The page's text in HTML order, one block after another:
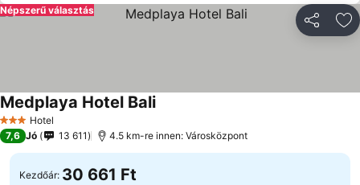
Népszerű választás
3 Kategória
Hotel
Medplaya Hotel Bali
7,6 Jó 13 611 4.5 km-re innen: Városközpont
Kezdőár: 30 661 Ft